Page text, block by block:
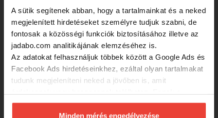
A sütik segítenek abban, hogy a tartalmainkat és a neked
megjelenített hirdetéseket személyre tudjuk szabni, de
fontosak a közösségi funkciók biztosításához illetve az
jadabo.com analitikájának elemzéséhez is.
Az adatokat felhasználjuk többek között a Google Ads és
Facebook Ads hirdetéseinkhez, ezáltal olyan tartalmakat
tudunk megjeleníteni neked a jövőben is, amit
biztosításához arra kérünk, hogy engedd meg
számunkra minden mérés használatát.
Minden mérés engedélyezése
Frenetic Wobbler “Miser", 7,5cm, 7g,
FEHÉR / PIROS
1 299 Ft
Frenetic Wobbler “Miser", 7,5cm, 7g,
NARANCS
1 287 Ft